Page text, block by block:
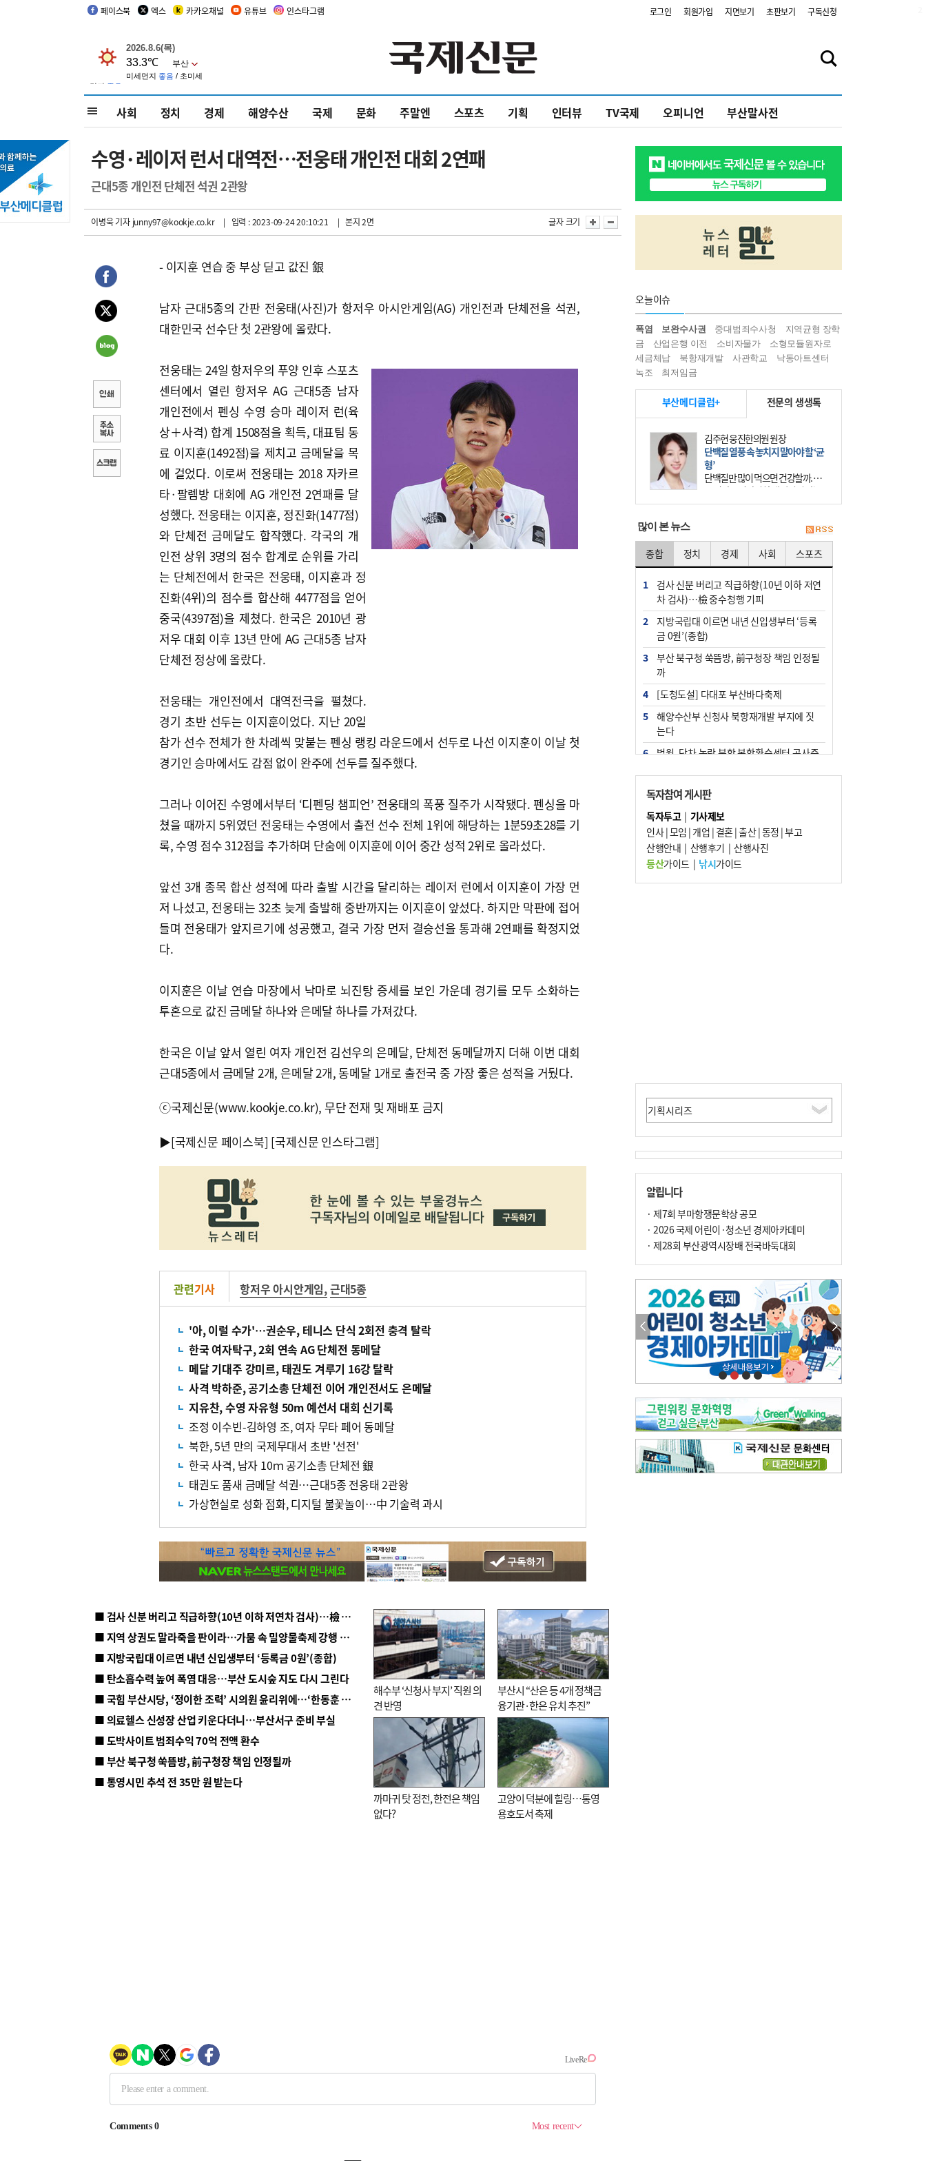
페이스북 엑스 카카오채널 유튜브 인스타그램 로그인 회원가입 지면보기 초판보기 구독신청
사회 정치 경제 해양수산 국제 문화 주말엔 스포츠 기획 인터뷰 TV국제 오피니언 부산말사전
수영·레이저 런서 대역전…전웅태 개인전 대회 2연패
근대5종 개인전 단체전 석권 2관왕
이병욱 기자junny97@kookje.co.kr | 입력 : 2023-09-24 20:10:21 | 본지 2면 글자 크기
- 이지훈 연습 중 부상 딛고 값진 銀
남자 근대5종의 간판 전웅태(사진)가 항저우 아시안게임(AG) 개인전과 단체전을 석권,
대한민국 선수단 첫 2관왕에 올랐다.
전웅태는 24일 항저우의 푸양 인후 스포츠
센터에서 열린 항저우 AG 근대5종 남자
개인전에서 펜싱 수영 승마 레이저 런(육
상＋사격) 합계 1508점을 획득, 대표팀 동
료 이지훈(1492점)을 제치고 금메달을 목
에 걸었다. 이로써 전웅태는 2018 자카르
타·팔렘방 대회에 AG 개인전 2연패를 달
성했다. 전웅태는 이지훈, 정진화(1477점)
와 단체전 금메달도 합작했다. 각국의 개
인전 상위 3명의 점수 합계로 순위를 가리
는 단체전에서 한국은 전웅태, 이지훈과 정
진화(4위)의 점수를 합산해 4477점을 얻어
중국(4397점)을 제쳤다. 한국은 2010년 광
저우 대회 이후 13년 만에 AG 근대5종 남자
단체전 정상에 올랐다.
전웅태는 개인전에서 대역전극을 펼쳤다.
경기 초반 선두는 이지훈이었다. 지난 20일
참가 선수 전체가 한 차례씩 맞붙는 펜싱 랭킹 라운드에서 선두로 나선 이지훈이 이날 첫
경기인 승마에서도 감점 없이 완주에 선두를 질주했다.
그러나 이어진 수영에서부터 ‘디펜딩 챔피언’ 전웅태의 폭풍 질주가 시작됐다. 펜싱을 마
쳤을 때까지 5위였던 전웅태는 수영에서 출전 선수 전체 1위에 해당하는 1분59초28를 기
록, 수영 점수 312점을 추가하며 단숨에 이지훈에 이어 중간 성적 2위로 올라섰다.
앞선 3개 종목 합산 성적에 따라 출발 시간을 달리하는 레이저 런에서 이지훈이 가장 먼
저 나섰고, 전웅태는 32초 늦게 출발해 중반까지는 이지훈이 앞섰다. 하지만 막판에 접어
들며 전웅태가 앞지르기에 성공했고, 결국 가장 먼저 결승선을 통과해 2연패를 확정지었
다.
이지훈은 이날 연습 마장에서 낙마로 뇌진탕 증세를 보인 가운데 경기를 모두 소화하는
투혼으로 값진 금메달 하나와 은메달 하나를 가져갔다.
한국은 이날 앞서 열린 여자 개인전 김선우의 은메달, 단체전 동메달까지 더해 이번 대회
근대5종에서 금메달 2개, 은메달 2개, 동메달 1개로 출전국 중 가장 좋은 성적을 거뒀다.
ⓒ국제신문(www.kookje.co.kr), 무단 전재 및 재배포 금지
▶[국제신문 페이스북] [국제신문 인스타그램]
관련기사 항저우 아시안게임,근대5종
'아, 이럴 수가'…권순우, 테니스 단식 2회전 충격 탈락
한국 여자탁구, 2회 연속 AG 단체전 동메달
메달 기대주 강미르, 태권도 겨루기 16강 탈락
사격 박하준, 공기소총 단체전 이어 개인전서도 은메달
지유찬, 수영 자유형 50m 예선서 대회 신기록
조정 이수빈-김하영 조, 여자 무타 페어 동메달
북한, 5년 만의 국제무대서 초반 '선전'
한국 사격, 남자 10ｍ 공기소총 단체전 銀
태권도 품새 금메달 석권…근대5종 전웅태 2관왕
가상현실로 성화 점화, 디지털 불꽃놀이…中 기술력 과시
■ 검사 신분 버리고 직급하향(10년 이하 저연차 검사)…檢 중수청행 기피
■ 지역 상권도 말라죽을 판이라…가뭄 속 밀양물축제 강행 논란
■ 지방국립대 이르면 내년 신입생부터 ‘등록금 0원’(종합)
■ 탄소흡수력 높여 폭염 대응…부산 도시숲 지도 다시 그린다
■ 국힘 부산시당, ‘정이한 조력’ 시의원 윤리위에…‘한동훈 지지’도 신고접수
■ 의료헬스 신성장 산업 키운다더니…부산서구 준비 부실
■ 도박사이트 범죄수익 70억 전액 환수
■ 부산 북구청 쑥뜸방, 前구청장 책임 인정될까
■ 통영시민 추석 전 35만 원 받는다
해수부 ‘신청사 부지’ 직원 의
견 반영
부산시 “산은 등 4개 정책금
융기관·한은 유치 추진”
까마귀 탓 정전, 한전은 책임
없다?
고양이 덕분에 힐링…통영
용호도서 축제
오늘이슈
폭염 보완수사권 중대범죄수사청
지역균형 장학
금
산업은행 이전 소비자물가
소형모듈원자로
세금체납
북항재개발 사관학교
낙동아트센터
녹조
최저임금
부산메디클럽+ 전문의 생생톡
김주현 웅진한의원 원장
단백질 열풍 속 놓치지 말아야 할 ‘균
형’
단백질만 많이 먹으면 건강할까. 요
즘 건강을 이야기할 때 빠지지 않는
키워드가 단백질이다. 헬스장을 다니
많이 본 뉴스
종합 정치 경제 사회 스포츠
1
검사 신분 버리고 직급하향(10년 이하 저연
차 검사)…檢 중수청행 기피
2
지방국립대 이르면 내년 신입생부터 ‘등록
금 0원’(종합)
3
부산 북구청 쑥뜸방, 前구청장 책임 인정될
까
4
[도청도설] 다대포 부산바다축제
5
해양수산부 신청사 북항재개발 부지에 짓
는다
6
법원, 단차 논란 북항 복합환승센터 공사중
7
지역 상권도 말라죽을 판이라…가뭄 속 밀
양물축제 강행 논란
8
통영시민 추석 전 35만 원 받는다
9
부산 철강공장 50대 노동자 추락사
10 국힘 부산시당, ‘정이한 조력’ 시의원 윤리
위에…‘한동훈 지지’도 신고접수
독자참여 게시판
독자투고| 기사제보
인사|모임 | 개업 | 결혼|출산|동정 |부고
산행안내 | 산행후기 | 산행사진
등산가이드| 낚시가이드
알립니다
· 제7회 부마항쟁문학상 공모
· 2026 국제 어린이·청소년 경제아카데미
· 제28회 부산광역시장배 전국바둑대회